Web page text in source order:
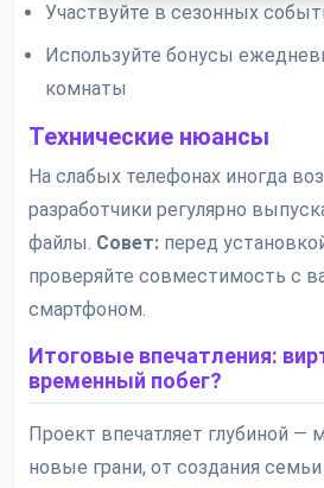
Участвуйте в сезонных
Используйте бонусы
комнаты
Технические нюансы
На слабых телефонах иногда
разработчики регулярно
файлы. Совет: перед
проверяйте совместимость с
смартфоном.
Итоговые впечатления:
временный побег?
Проект впечатляет глубиной
новые грани, от создания